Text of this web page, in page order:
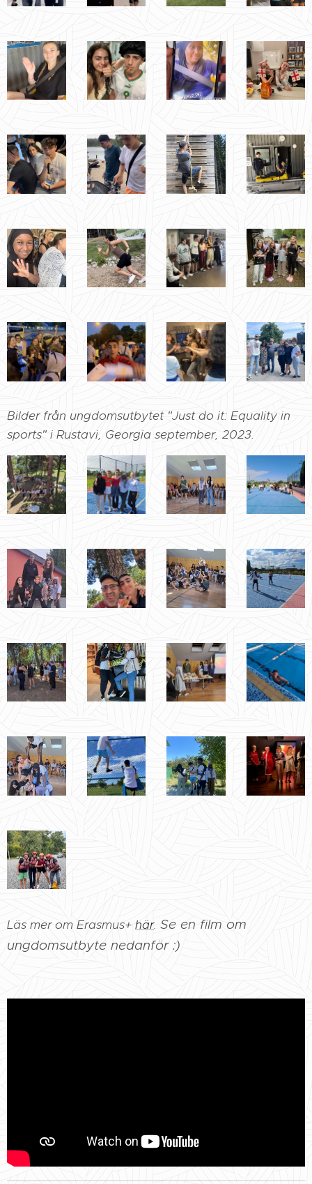
Bilder från ungdomsutbytet "Just do it: Equality in
sports" i Rustavi, Georgia september, 2023.
Läs mer om Erasmus+ här. Se en film om
ungdomsutbyte nedanför :)